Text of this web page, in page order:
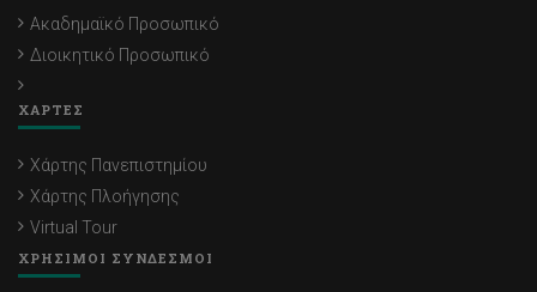
Ακαδημαϊκό Προσωπικό
Διοικητικό Προσωπικό
ΧΑΡΤΕΣ
Χάρτης Πανεπιστημίου
Χάρτης Πλοήγησης
Virtual Tour
ΧΡΗΣΙΜΟΙ ΣΥΝΔΕΣΜΟΙ